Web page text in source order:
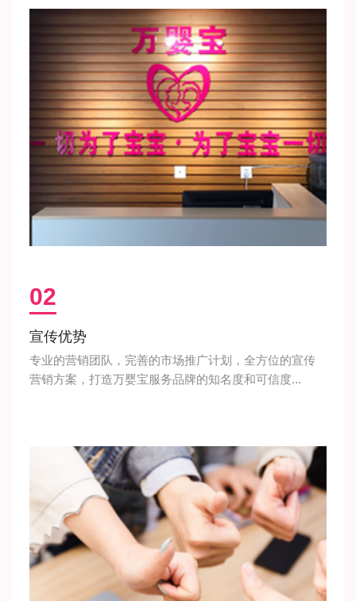
02
宣传优势
专业的营销团队，完善的市场推广计划，全方位的宣传
营销方案，打造万婴宝服务品牌的知名度和可信度...